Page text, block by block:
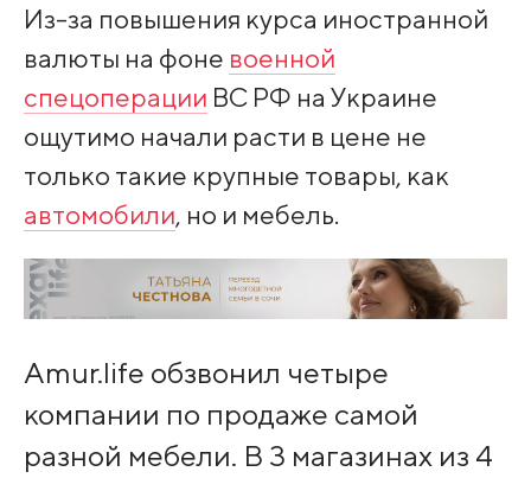
Из-за повышения курса иностранной
валюты на фоне военной
спецоперации ВС РФ на Украине
ощутимо начали расти в цене не
только такие крупные товары, как
автомобили, но и мебель.
Amur.life обзвонил четыре
компании по продаже самой
разной мебели. В 3 магазинах из 4